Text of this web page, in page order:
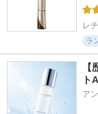
レ
ラ
ト
ア